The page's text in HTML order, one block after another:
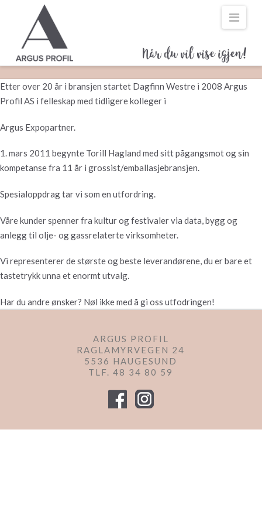
Etter over 20 år i bransjen startet Dagfinn Westre i 2008 Argus
Profil AS i felleskap med tidligere kolleger i
Argus Expopartner.
1. mars 2011 begynte Torill Hagland med sitt pågangsmot og sin
kompetanse fra 11 år i grossist/emballasjebransjen.
Spesialoppdrag tar vi som en utfordring.
Våre kunder spenner fra kultur og festivaler via data, bygg og
anlegg til olje- og gassrelaterte virksomheter.
Vi representerer de største og beste leverandørene, du er bare et
tastetrykk unna et enormt utvalg.
Har du andre ønsker? Nøl ikke med å gi oss utfodringen!
ARGUS PROFIL
RAGLAMYRVEGEN 24
5536 HAUGESUND
TLF.48 34 80 59